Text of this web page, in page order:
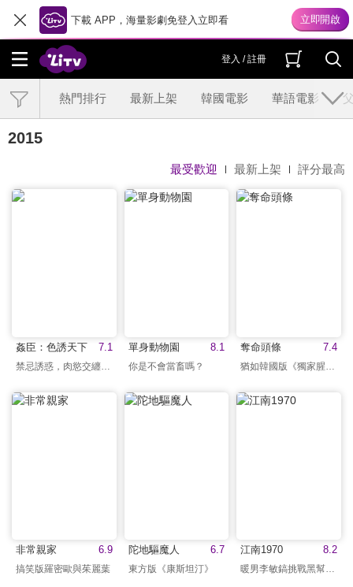
下載 APP，海量影劇免登入立即看
登入 / 註冊
熱門排行 最新上架 韓國電影 華語電影
2015
最受歡迎 最新上架 評分最高
7.1
姦臣：色誘天下 8.1
單身動物園
你是不會當畜嗎？
7.4
奪命頭條
6.9
非常親家
搞笑版羅密歐與茱麗葉
6.7
陀地驅魔人
東方版《康斯坦汀》
8.2
江南1970
暖男李敏鎬挑戰黑幫角色